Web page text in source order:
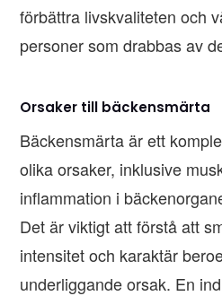
förbättra livskvaliteten och
personer som drabbas av
Orsaker till bäckensmärta
Bäckensmärta är ett
olika orsaker, inklusive
inflammation i
Det är viktigt att förstå att
intensitet och karaktär
underliggande orsak. En